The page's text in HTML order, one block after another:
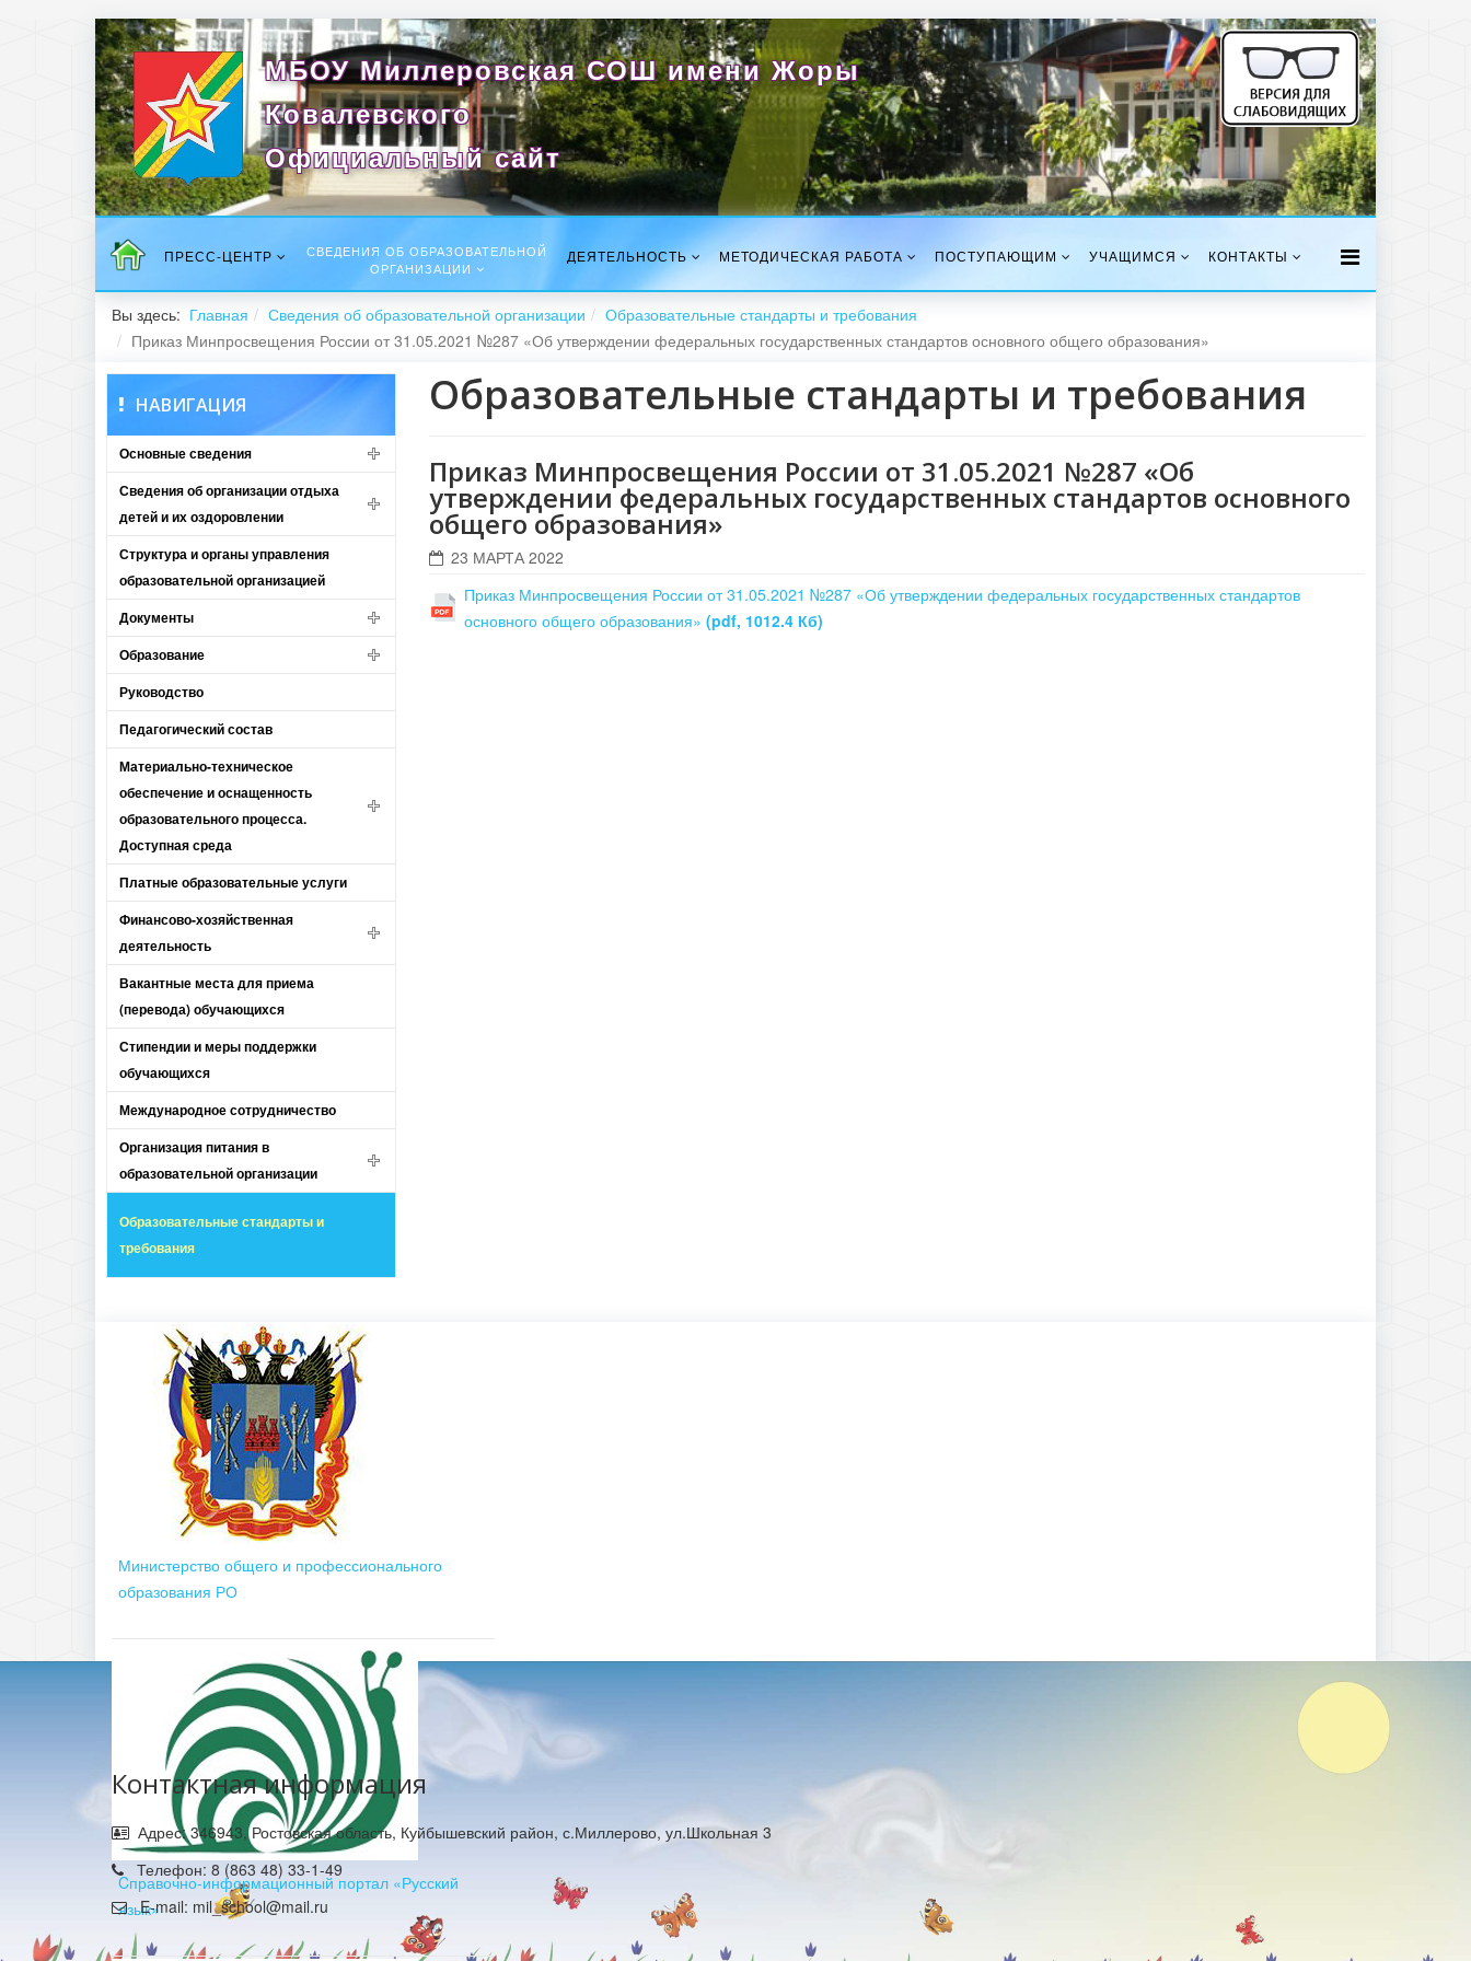
МБОУ Миллеровская СОШ имени Жоры
Ковалевского
Официальный сайт
ПРЕСС-ЦЕНТР
СВЕДЕНИЯ ОБ ОБРАЗОВАТЕЛЬНОЙ
ОРГАНИЗАЦИИ
ДЕЯТЕЛЬНОСТЬ МЕТОДИЧЕСКАЯ РАБОТА ПОСТУПАЮЩИМ УЧАЩИМСЯ КОНТАКТЫ
Вы здесь: Главная Сведения об образовательной организации
Образовательные стандарты и требования
Приказ Минпросвещения России от 31.05.2021 №287 «Об утверждении федеральных государственных стандартов основного общего образования»
НАВИГАЦИЯ
Основные сведения
Сведения об организации отдыха
детей и их оздоровлении
Структура и органы управления
образовательной организацией
Документы
Образование
Руководство
Педагогический состав
Материально-техническое
обеспечение и оснащенность
образовательного процесса.
Доступная среда
Платные образовательные услуги
Финансово-хозяйственная
деятельность
Вакантные места для приема
(перевода) обучающихся
Стипендии и меры поддержки
обучающихся
Международное сотрудничество
Организация питания в
образовательной организации
Образовательные стандарты и
требования
Образовательные стандарты и требования
Приказ Минпросвещения России от 31.05.2021 №287 «Об
утверждении федеральных государственных стандартов основного
общего образования»
23 МАРТА 2022
Приказ Минпросвещения России от 31.05.2021 №287 «Об утверждении федеральных государственных стандартов
основного общего образования» (pdf, 1012.4 Кб)
Министерство общего и профессионального
образования РО
Cправочно-информационный портал «Русский
язык»
Контактная информация
Адрес: 346943, Ростовская область, Куйбышевский район, с.Миллерово, ул.Школьная 3
Телефон: 8 (863 48) 33-1-49
E-mail: mil_school@mail.ru